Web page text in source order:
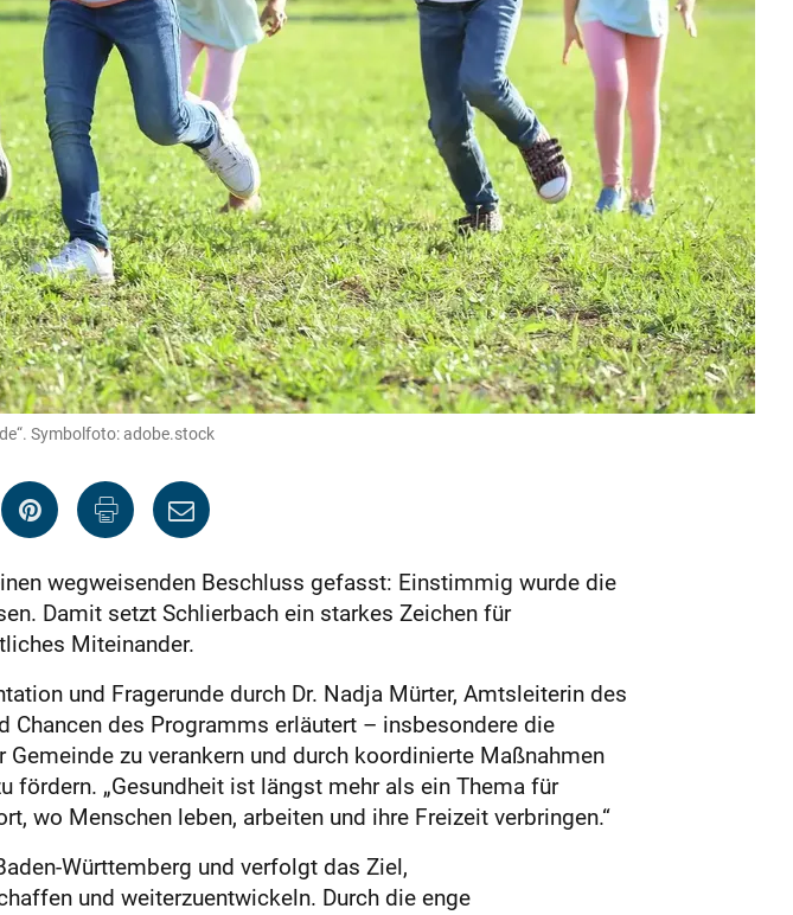
Symbolfoto: adobe.stock
wegweisenden Beschluss gefasst: Einstimmig wurde die
Damit setzt Schlierbach ein starkes Zeichen für
Miteinander.
und Fragerunde durch Dr. Nadja Mürter, Amtsleiterin des
Chancen des Programms erläutert – insbesondere die
zu verankern und durch koordinierte Maßnahmen
„Gesundheit ist längst mehr als ein Thema für
wo Menschen leben, arbeiten und ihre Freizeit verbringen.“
Württemberg und verfolgt das Ziel,
und weiterzuentwickeln. Durch die enge